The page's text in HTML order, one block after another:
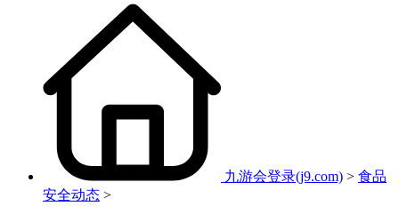
九游会登录(j9.com) > 食品
安全动态 >